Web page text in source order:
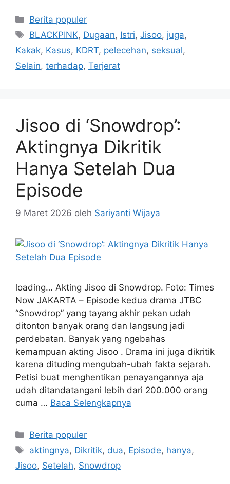
Kategori
Berita populer
Tag
BLACKPINK, Dugaan, Istri,Jisoo, juga,
Kakak, Kasus, KDRT, pelecehan, seksual,
Selain, terhadap, Terjerat
Jisoo di ‘Snowdrop’:
Aktingnya Dikritik
Hanya Setelah Dua
Episode
9 Maret 2026 oleh Sariyanti Wijaya
loading… Akting Jisoo di Snowdrop. Foto: Times
Now JAKARTA – Episode kedua drama JTBC
“Snowdrop” yang tayang akhir pekan udah
ditonton banyak orang dan langsung jadi
perdebatan. Banyak yang ngebahas
kemampuan akting Jisoo . Drama ini juga dikritik
karena dituding mengubah-ubah fakta sejarah.
Petisi buat menghentikan penayangannya aja
udah ditandatangani lebih dari 200.000 orang
cuma … Baca Selengkapnya
Kategori
Berita populer
Tag
aktingnya, Dikritik, dua, Episode, hanya,
Jisoo, Setelah, Snowdrop